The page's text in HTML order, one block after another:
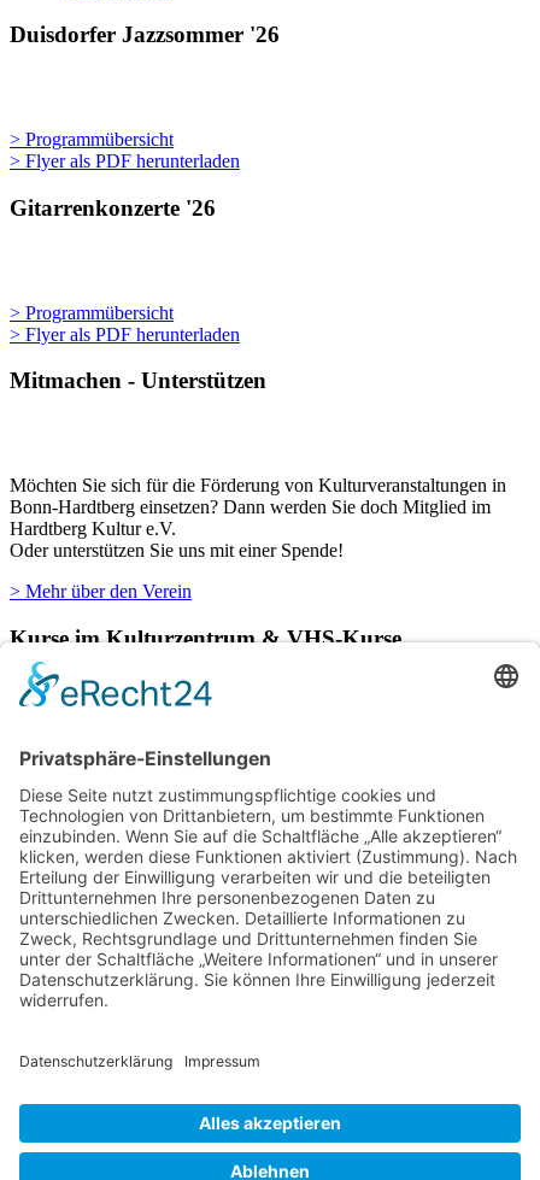
Duisdorfer Jazzsommer '26
> Programmübersicht
> Flyer als PDF herunterladen
Gitarrenkonzerte '26
> Programmübersicht
> Flyer als PDF herunterladen
Mitmachen - Unterstützen
Möchten Sie sich für die Förderung von Kulturveranstaltungen in
Bonn-Hardtberg einsetzen? Dann werden Sie doch Mitglied im
Hardtberg Kultur e.V.
Oder unterstützen Sie uns mit einer Spende!
> Mehr über den Verein
Kurse im Kulturzentrum & VHS-Kurse
Räumlichkeiten im Kulturzentrum für einige ihrer Kurse.
> Hier finden Sie eine aktuelle Übersicht.
Newsletter
Über alle Konzerte und Kurse informiert bleiben?
Wenn Sie unseren Newsletter abonnieren, erhalten Sie Infos zu
> Zum Anmeldeformular
Das Kulturzentrum.
Folge uns